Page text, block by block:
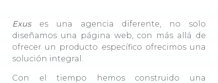
Exuses una agencia diferente, no solo
diseñamos una página web, con más allá de
ofrecer un producto específico ofrecimos una
solución integral.
Con el tiempo hemos construido una